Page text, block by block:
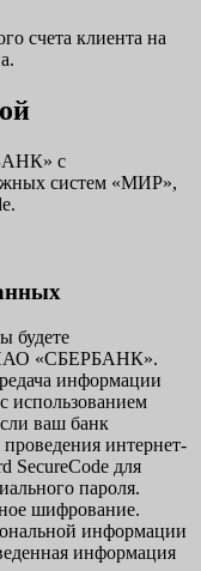
счета клиента на
с
систем «МИР»,
будете
ПАО «СБЕРБАНК».
информации
использованием
ваш банк
интернет-
SecureCode для
пароля.
шифрование.
информации
информация